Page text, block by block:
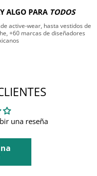
ALGO PARA TODOS
active-wear, hasta vestidos de
+60 marcas de diseñadores
una reseña